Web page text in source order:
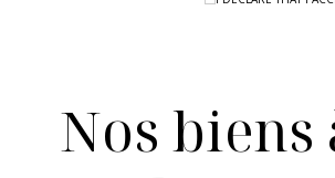
Nos biens